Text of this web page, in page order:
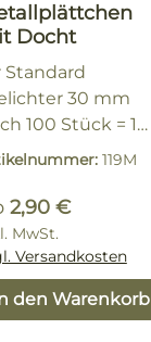
Docht
Standard
30 mm
100 Stück = 1
119M
2,90 €
Preis:
MwSt.
Versandkosten
den Warenkorb